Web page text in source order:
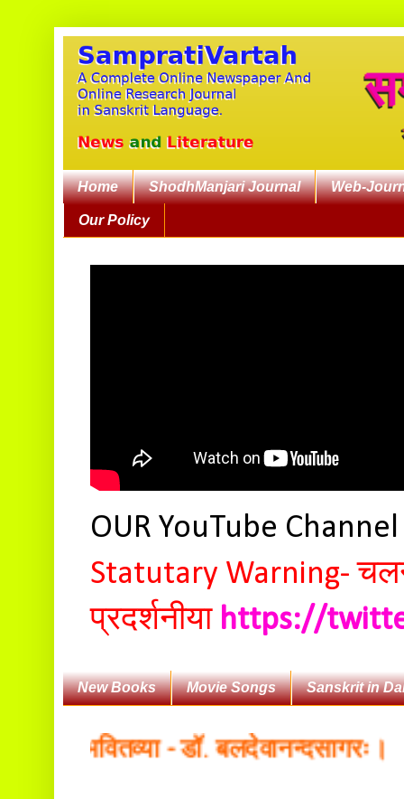
Home ShodhManjari Journal Web-
Our Policy
OUR YouTube
Statutary Warning-
प्रदर्शनीया https://
New Books Movie Songs Sanskrit in
भवितव्या - डॉ. बलदेवानन्दसागरः।